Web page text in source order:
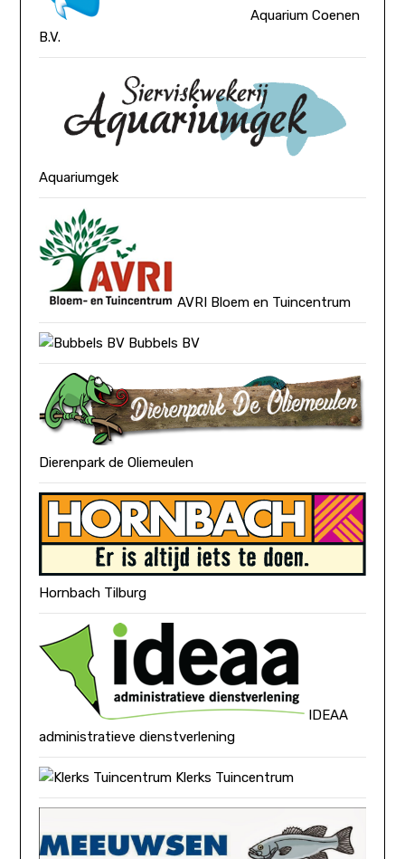
Aquarium Coenen
B.V.
Aquariumgek
AVRI Bloem en Tuincentrum
Bubbels BV
Dierenpark de Oliemeulen
Hornbach Tilburg
IDEAA
administratieve dienstverlening
Klerks Tuincentrum